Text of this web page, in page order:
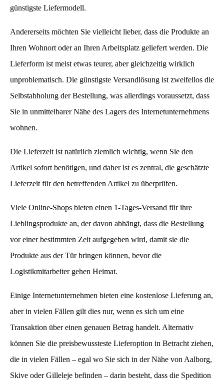
günstigste Liefermodell.
Andererseits möchten Sie vielleicht lieber, dass die Produkte an
Ihren Wohnort oder an Ihren Arbeitsplatz geliefert werden. Die
Lieferform ist meist etwas teurer, aber gleichzeitig wirklich
unproblematisch. Die günstigste Versandlösung ist zweifellos die
Selbstabholung der Bestellung, was allerdings voraussetzt, dass
Sie in unmittelbarer Nähe des Lagers des Internetunternehmens
wohnen.
Die Lieferzeit ist natürlich ziemlich wichtig, wenn Sie den
Artikel sofort benötigen, und daher ist es zentral, die geschätzte
Lieferzeit für den betreffenden Artikel zu überprüfen.
Viele Online-Shops bieten einen 1-Tages-Versand für ihre
Lieblingsprodukte an, der davon abhängt, dass die Bestellung
vor einer bestimmten Zeit aufgegeben wird, damit sie die
Produkte aus der Tür bringen können, bevor die
Logistikmitarbeiter gehen Heimat.
Einige Internetunternehmen bieten eine kostenlose Lieferung an,
aber in vielen Fällen gilt dies nur, wenn es sich um eine
Transaktion über einen genauen Betrag handelt. Alternativ
können Sie die preisbewussteste Lieferoption in Betracht ziehen,
die in vielen Fällen – egal wo Sie sich in der Nähe von Aalborg,
Skive oder Gilleleje befinden – darin besteht, dass die Spedition